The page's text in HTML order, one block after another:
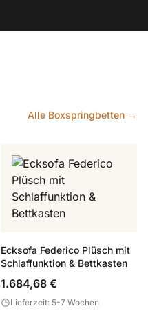
Alle Boxspringbetten →
Ecksofa Federico Plüsch mit
Schlaffunktion & Bettkasten
1.684,68 €
Lieferzeit: 5-7 Wochen